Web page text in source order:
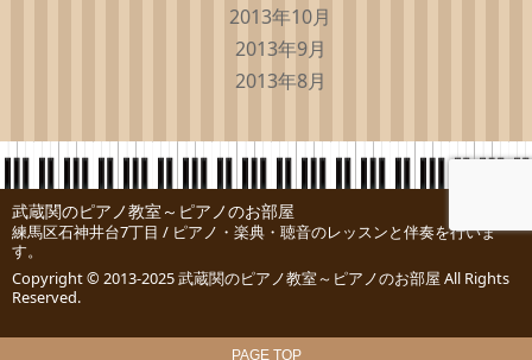
2013年10月
2013年9月
2013年8月
武蔵関のピアノ教室～ピアノのお部屋
練馬区石神井台7丁目 / ピアノ・楽典・聴音のレッスンと伴奏を行いま
す。
Copyright © 2013-2025武蔵関のピアノ教室～ピアノのお部屋 All Rights
Reserved.
PAGE TOP